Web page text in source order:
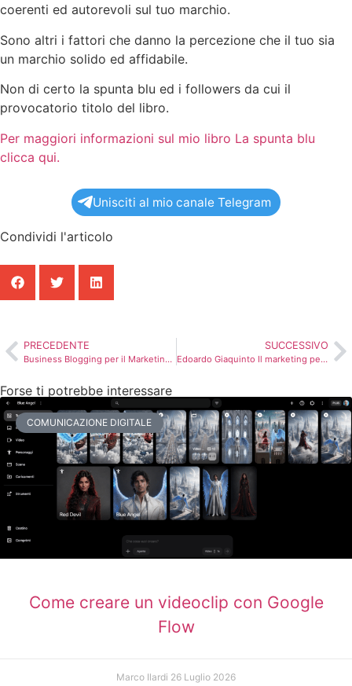
coerenti ed autorevoli sul tuo marchio.
Sono altri i fattori che danno la percezione che il tuo sia
un marchio solido ed affidabile.
Non di certo la spunta blu ed i followers da cui il
provocatorio titolo del libro.
Per maggiori informazioni sul mio libro La spunta blu
clicca qui.
Unisciti al mio canale Telegram
Condividi l'articolo
PRECEDENTE
Business Blogging per il Marketing H2H: La Chiave del Successo nel Mondo Digitale
SUCCESSIVO
Edoardo Giaquinto Il marketing per vincere in Formula 2 e Formula 3
Forse ti potrebbe interessare
COMUNICAZIONE DIGITALE
Come creare un videoclip con Google
Flow
Marco Ilardi 26 Luglio 2026